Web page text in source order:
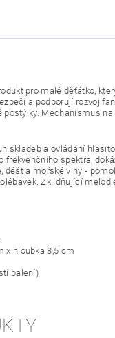
pro malé děťátko,
a podporují rozvoj
postýlky. Mechanismus
skladeb a ovládání
frekvenčního spektra,
déšť a mořské vlny -
Zklidňující
x hloubka 8,5 cm
balení)